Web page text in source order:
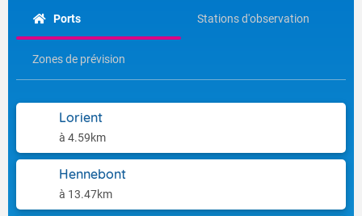
Ports Stations d'observation
Zones de prévision
Lorient
à 4.59km
Hennebont
à 13.47km